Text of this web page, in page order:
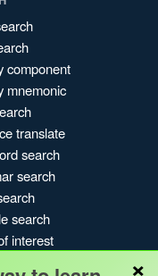
component
mnemonic
translate
search
search
search
interest
×